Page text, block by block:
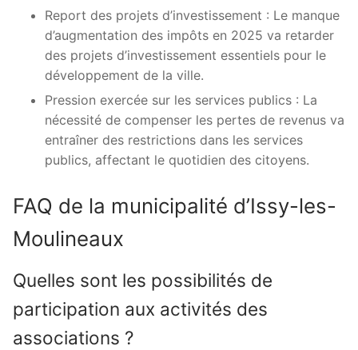
Report des projets d’investissement : Le manque
d’augmentation des impôts en 2025 va retarder
des projets d’investissement essentiels pour le
développement de la ville.
Pression exercée sur les services publics : La
nécessité de compenser les pertes de revenus va
entraîner des restrictions dans les services
publics, affectant le quotidien des citoyens.
FAQ de la municipalité d’Issy-les-
Moulineaux
Quelles sont les possibilités de
participation aux activités des
associations ?